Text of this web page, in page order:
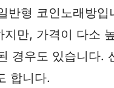
형 코인노래방
만, 가격이 다소
경우도 있습니다
합니다.